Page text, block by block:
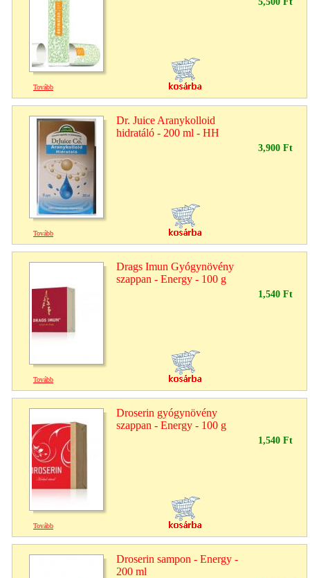
Tovább
Dr. Juice Aranykolloid
hidratáló - 200 ml - HH
3,900 Ft
Tovább
Drags Imun Gyógynövény
szappan - Energy - 100 g
1,540 Ft
Tovább
Droserin gyógynövény
szappan - Energy - 100 g
1,540 Ft
Tovább
Droserin sampon - Energy -
200 ml